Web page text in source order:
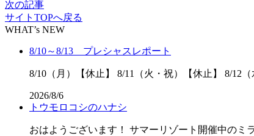
次の記事
サイトTOPへ戻る
WHAT’s NEW
8/10～8/13 プレシャスレポート
8/10（月）【休止】 8/11（火・祝）【休止】 8/12
2026/8/6
トウモロコシのハナシ
おはようございます！ サマーリゾート開催中の